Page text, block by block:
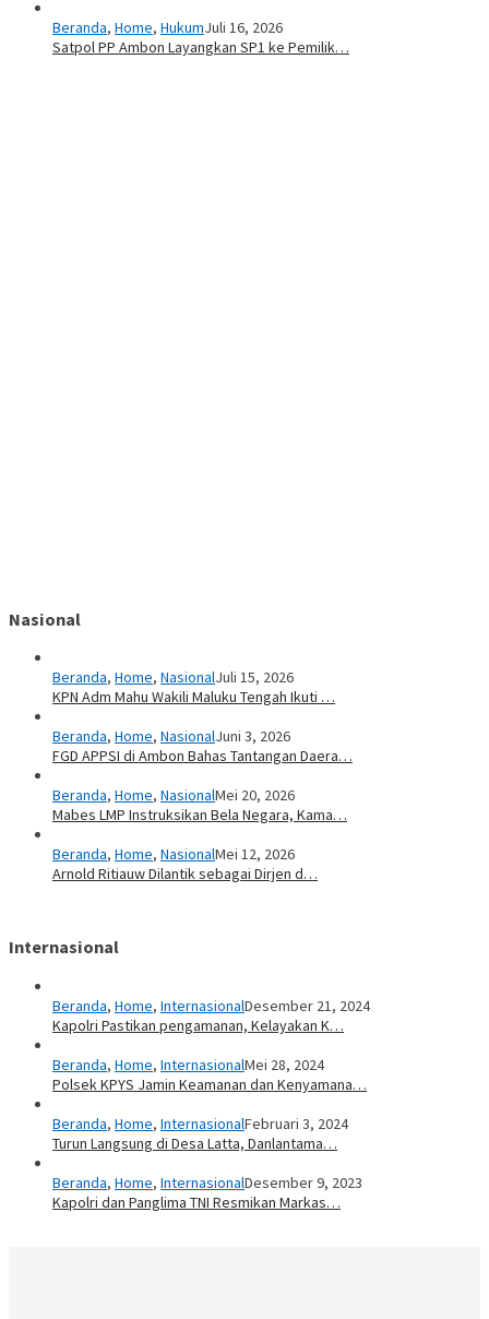
Beranda, Home, HukumJuli 16, 2026
Satpol PP Ambon Layangkan SP1 ke Pemilik…
Nasional
Beranda, Home, NasionalJuli 15, 2026
KPN Adm Mahu Wakili Maluku Tengah Ikuti …
Beranda, Home, NasionalJuni 3, 2026
FGD APPSI di Ambon Bahas Tantangan Daera…
Beranda, Home, NasionalMei 20, 2026
Mabes LMP Instruksikan Bela Negara, Kama…
Beranda, Home, NasionalMei 12, 2026
Arnold Ritiauw Dilantik sebagai Dirjen d…
Internasional
Beranda, Home, InternasionalDesember 21, 2024
Kapolri Pastikan pengamanan, Kelayakan K…
Beranda, Home, InternasionalMei 28, 2024
Polsek KPYS Jamin Keamanan dan Kenyamana…
Beranda, Home, InternasionalFebruari 3, 2024
Turun Langsung di Desa Latta, Danlantama…
Beranda, Home, InternasionalDesember 9, 2023
Kapolri dan Panglima TNI Resmikan Markas…